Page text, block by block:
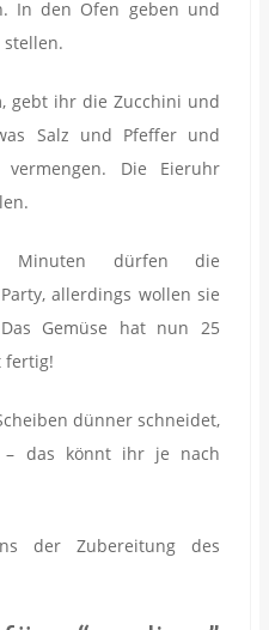
In den Ofen geben und
gebt ihr die Zucchini und
Salz und Pfeffer und
Die Eieruhr
dürfen die
allerdings wollen sie
Gemüse hat nun 25
fertig!
dünner schneidet,
– das könnt ihr je nach
der Zubereitung des